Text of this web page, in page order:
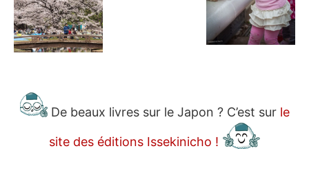
De beaux livres sur le Japon ? C’est sur le
site des éditions Issekinicho !